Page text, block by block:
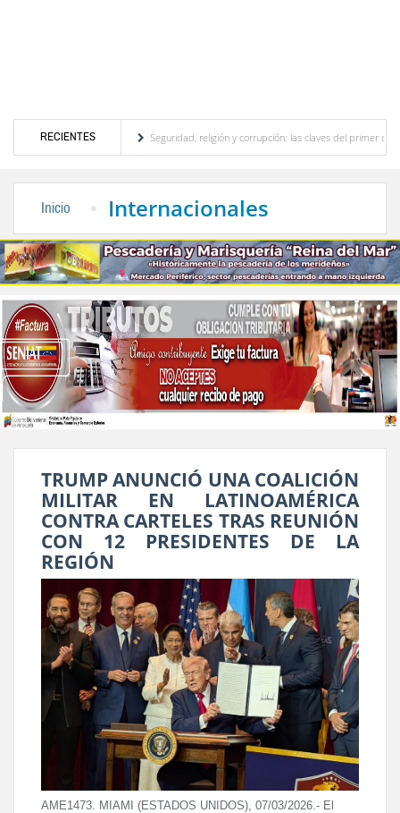
RECIENTES
merideño
Seguridad, religión y corrupción: las claves del primer discurso
Inicio Internacionales
TRUMP ANUNCIÓ UNA COALICIÓN
MILITAR EN LATINOAMÉRICA
CONTRA CARTELES TRAS REUNIÓN
CON 12 PRESIDENTES DE LA
REGIÓN
AME1473. MIAMI (ESTADOS UNIDOS), 07/03/2026.- El